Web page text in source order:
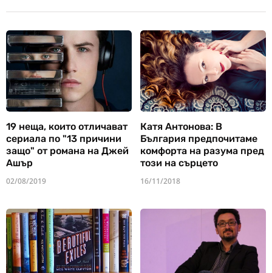
19 неща, които отличават
сериала по "13 причини
защо" от романа на Джей
Ашър
02/08/2019
Катя Антонова: В
България предпочитаме
комфорта на разума пред
този на сърцето
16/11/2018